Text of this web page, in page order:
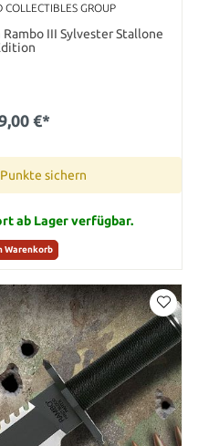
COLLECTIBLES GROUP
III Sylvester Stallone
€*
sichern
ab Lager verfügbar.
Warenkorb